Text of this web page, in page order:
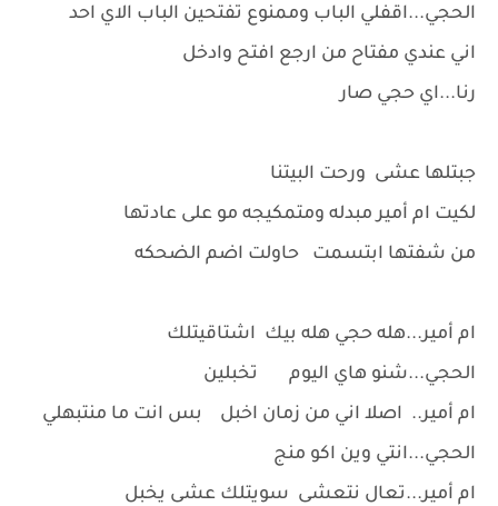
الحجي...اقفلي الباب وممنوع تفتحين الباب الاي احد
اني عندي مفتاح من ارجع افتح وادخل
رنا...اي حجي صار
جبتلها عشى ورحت البيتنا
لكيت ام أمير مبدله ومتمكيجه مو على عادتها
من شفتها ابتسمت حاولت اضم الضحكه
ام أمير...هله حجي هله بيك اشتاقيتلك
الحجي...شنو هاي اليوم تخبلين
ام أمير.. اصلا اني من زمان اخبل بس انت ما منتبهلي
الحجي...انتي وين اكو منج
ام أمير...تعال نتعشى سويتلك عشى يخبل